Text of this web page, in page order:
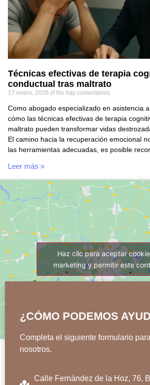
Técnicas efectivas de terapia
conductual tras maltrato
17 enero, 2026 No hay comentarios
Como abogado especializado en asistencia
cómo las técnicas efectivas de terapia
maltrato pueden transformar vidas
El camino hacia la recuperación emocional
las herramientas adecuadas, es posible
Leer más »
Haz clic para aceptar
marketing y permitir este
¿CÓMO PODEMOS
Completa el siguiente formulario
nosotros.
Calle Fernández de la Hoz, 76,